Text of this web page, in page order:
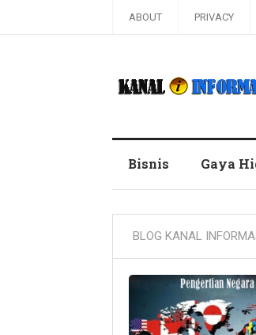
ABOUT PRIVACY
Bisnis Gaya
BLOG KANAL